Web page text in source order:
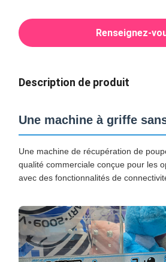
Renseignez-
Description de produit
Une machine à griffe
Une machine de récupération de
qualité commerciale conçue pour les
avec des fonctionnalités de